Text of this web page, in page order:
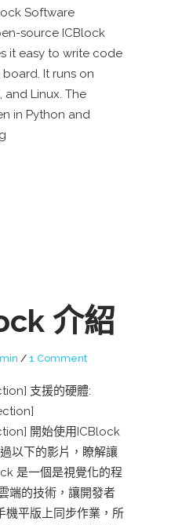
Software
source ICBlock
it easy to write code
It runs on
and Linux. The
in Python and
介紹
1 Comment
支援的硬體:
開始使用ICBlock
以下的影片，瞭解讓
是一個是視覺化的程
端的技術，讓開發者
機平版上同步作業，所